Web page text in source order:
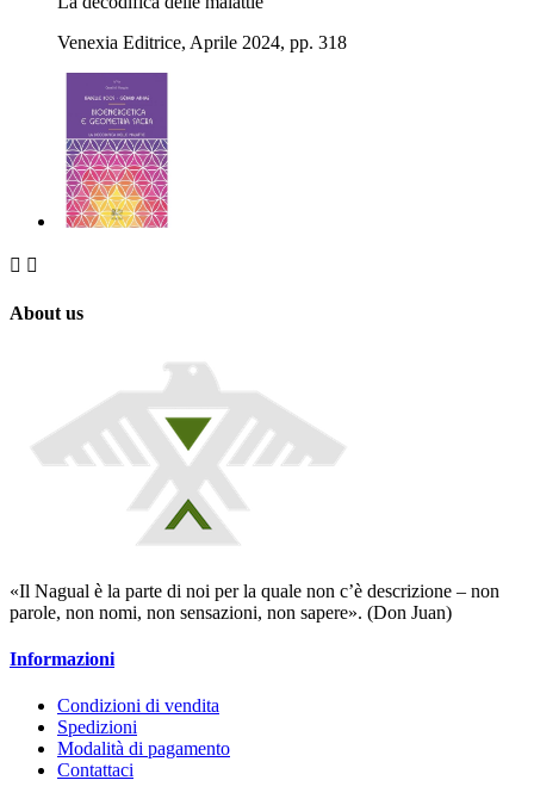
Venexia Editrice, Aprile 2024, pp. 318
 
About us
«Il Nagual è la parte di noi per la quale non c’è descrizione – non
parole, non nomi, non sensazioni, non sapere». (Don Juan)
Informazioni
Condizioni di vendita
Spedizioni
Modalità di pagamento
Contattaci